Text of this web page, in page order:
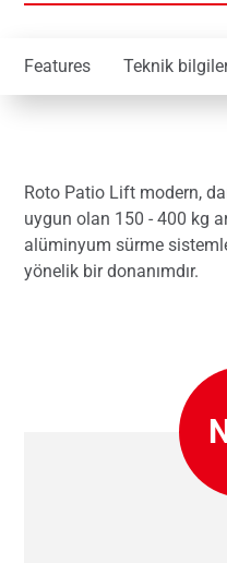
Features Teknik
Roto Patio Lift modern,
uygun olan 150 - 400 kg
alüminyum sürme
yönelik bir donanımdır.